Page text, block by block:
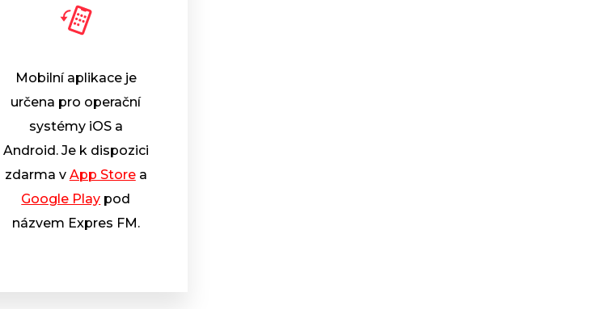
Mobilní aplikace je
určena pro operační
systémy iOS a
Android. Je k dispozici
zdarma v App Storea
Google Play pod
názvem Expres FM.